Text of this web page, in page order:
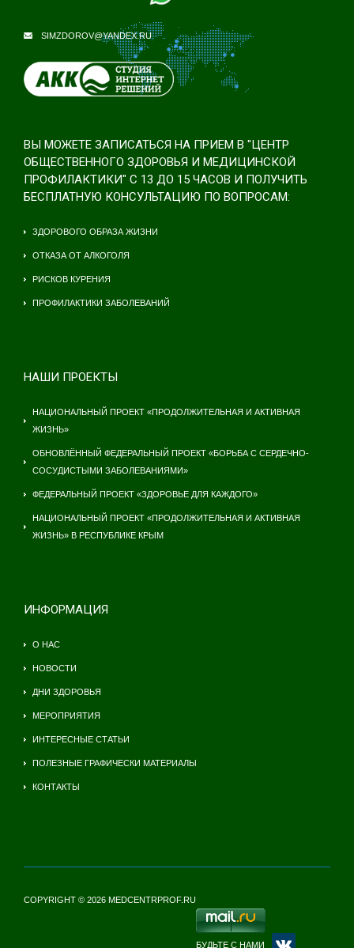
SIMZDOROV@YANDEX.RU
ВЫ МОЖЕТЕ ЗАПИСАТЬСЯ НА ПРИЕМ В "ЦЕНТР
ОБЩЕСТВЕННОГО ЗДОРОВЬЯ И МЕДИЦИНСКОЙ
ПРОФИЛАКТИКИ" С 13 ДО 15 ЧАСОВ И ПОЛУЧИТЬ
БЕСПЛАТНУЮ КОНСУЛЬТАЦИЮ ПО ВОПРОСАМ:
ЗДОРОВОГО ОБРАЗА ЖИЗНИ
ОТКАЗА ОТ АЛКОГОЛЯ
РИСКОВ КУРЕНИЯ
ПРОФИЛАКТИКИ ЗАБОЛЕВАНИЙ
НАШИ ПРОЕКТЫ
НАЦИОНАЛЬНЫЙ ПРОЕКТ «ПРОДОЛЖИТЕЛЬНАЯ И АКТИВНАЯ
ЖИЗНЬ»
ОБНОВЛЁННЫЙ ФЕДЕРАЛЬНЫЙ ПРОЕКТ «БОРЬБА С СЕРДЕЧНО-
СОСУДИСТЫМИ ЗАБОЛЕВАНИЯМИ»
ФЕДЕРАЛЬНЫЙ ПРОЕКТ «ЗДОРОВЬЕ ДЛЯ КАЖДОГО»
НАЦИОНАЛЬНЫЙ ПРОЕКТ «ПРОДОЛЖИТЕЛЬНАЯ И АКТИВНАЯ
ЖИЗНЬ» В РЕСПУБЛИКЕ КРЫМ
ИНФОРМАЦИЯ
О НАС
НОВОСТИ
ДНИ ЗДОРОВЬЯ
МЕРОПРИЯТИЯ
ИНТЕРЕСНЫЕ СТАТЬИ
ПОЛЕЗНЫЕ ГРАФИЧЕСКИ МАТЕРИАЛЫ
КОНТАКТЫ
COPYRIGHT © 2026 MEDCENTRPROF.RU
БУДЬТЕ С НАМИ